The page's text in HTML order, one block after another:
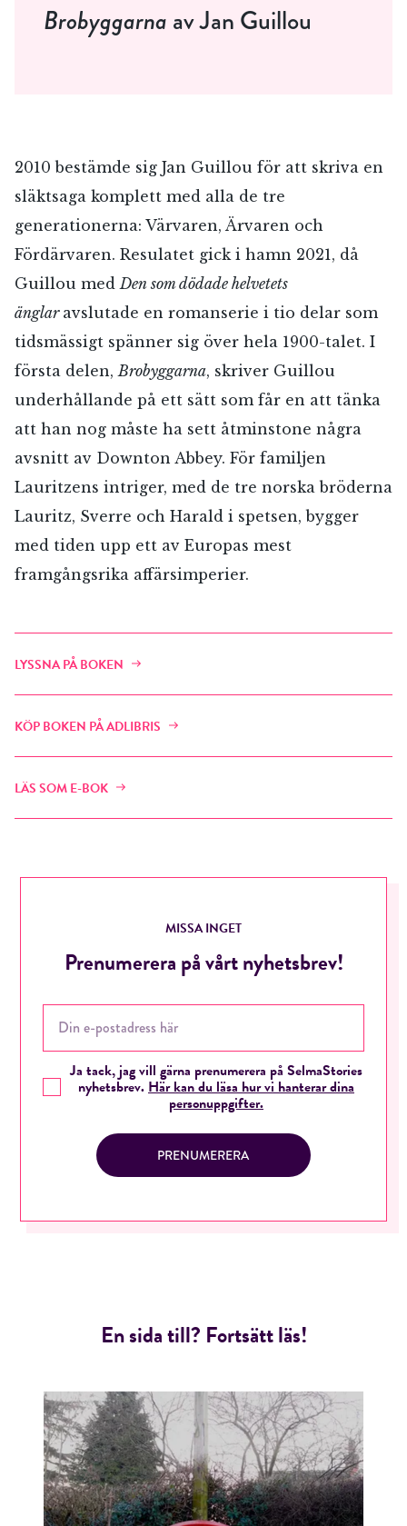
Brobyggarnaav Jan Guillou
2010 bestämde sig Jan Guillou för att skriva en
släktsaga komplett med alla de tre
generationerna: Värvaren, Ärvaren och
Fördärvaren. Resulatet gick i hamn 2021, då
Guillou med Den som dödade helvetets
änglar avslutade en romanserie i tio delar som
tidsmässigt spänner sig över hela 1900-talet. I
första delen, Brobyggarna, skriver Guillou
underhållande på ett sätt som får en att tänka
att han nog måste ha sett åtminstone några
avsnitt av Downton Abbey. För familjen
Lauritzens intriger, med de tre norska bröderna
Lauritz, Sverre och Harald i spetsen, bygger
med tiden upp ett av Europas mest
framgångsrika affärsimperier.
LYSSNA PÅ BOKEN
KÖP BOKEN PÅ ADLIBRIS
LÄS SOM E-BOK
MISSA INGET
Prenumerera på vårt nyhetsbrev!
Ja tack, jag vill gärna prenumerera på SelmaStories
nyhetsbrev.Här kan du läsa hur vi hanterar dina
personuppgifter.
PRENUMERERA
En sida till? Fortsätt läs!